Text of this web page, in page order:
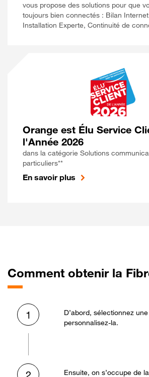
vous propose des solutions pour que
toujours bien connectés : Bilan
Installation Experte, Continuité de
Orange est Élu Service
l'Année 2026
dans la catégorie Solutions
particuliers**
En savoir plus
Comment obtenir la
1
D’abord, sélectionnez
personnalisez-la.
Ensuite, on s’occupe de